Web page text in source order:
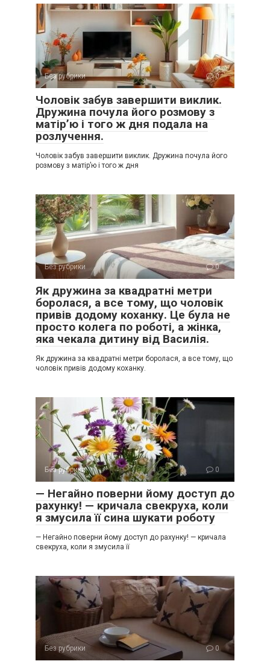
Без рубрики 0
Чоловік забув завершити виклик.
Дружина почула його розмову з
матір’ю і того ж дня подала на
розлучення.
Чоловік забув завершити виклик. Дружина почула його
розмову з матір’ю і того ж дня
Без рубрики 0
Як дружина за квадратні метри
боролася, а все тому, що чоловік
привів додому коханку. Це була не
просто колега по роботі, а жінка,
яка чекала дитину від Василія.
Як дружина за квадратні метри боролася, а все тому, що
чоловік привів додому коханку.
Без рубрики 0
— Негайно поверни йому доступ до
рахунку! — кричала свекруха, коли
я змусила її сина шукати роботу
— Негайно поверни йому доступ до рахунку! — кричала
свекруха, коли я змусила її
Без рубрики 0